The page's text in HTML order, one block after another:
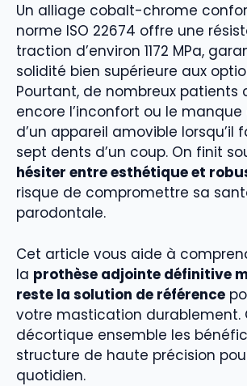
Un alliage cobalt-chrome
norme ISO 22674 offre une
traction d’environ 1172 MPa,
solidité bien supérieure aux
Pourtant, de nombreux patients
encore l’inconfort ou le
d’un appareil amovible lorsqu’il
sept dents d’un coup. On finit
hésiter entre esthétique et
risque de compromettre sa
parodontale.
Cet article vous aide à
la prothèse adjointe définitive
reste la solution de référence
votre mastication durablement.
décortique ensemble les
structure de haute précision
quotidien.